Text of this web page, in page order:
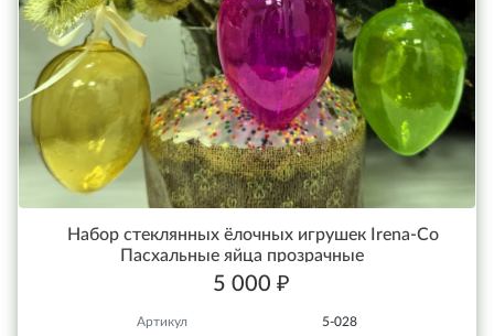
Набор стеклянных ёлочных игрушек Irena-Co
Пасхальные яйца прозрачные
5 000 ₽
Артикул
5-028